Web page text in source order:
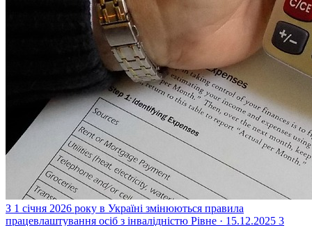
З 1 січня 2026 року в Україні змінюються правила
працевлаштування осіб з інвалідністю Рівне · 15.12.2025 3